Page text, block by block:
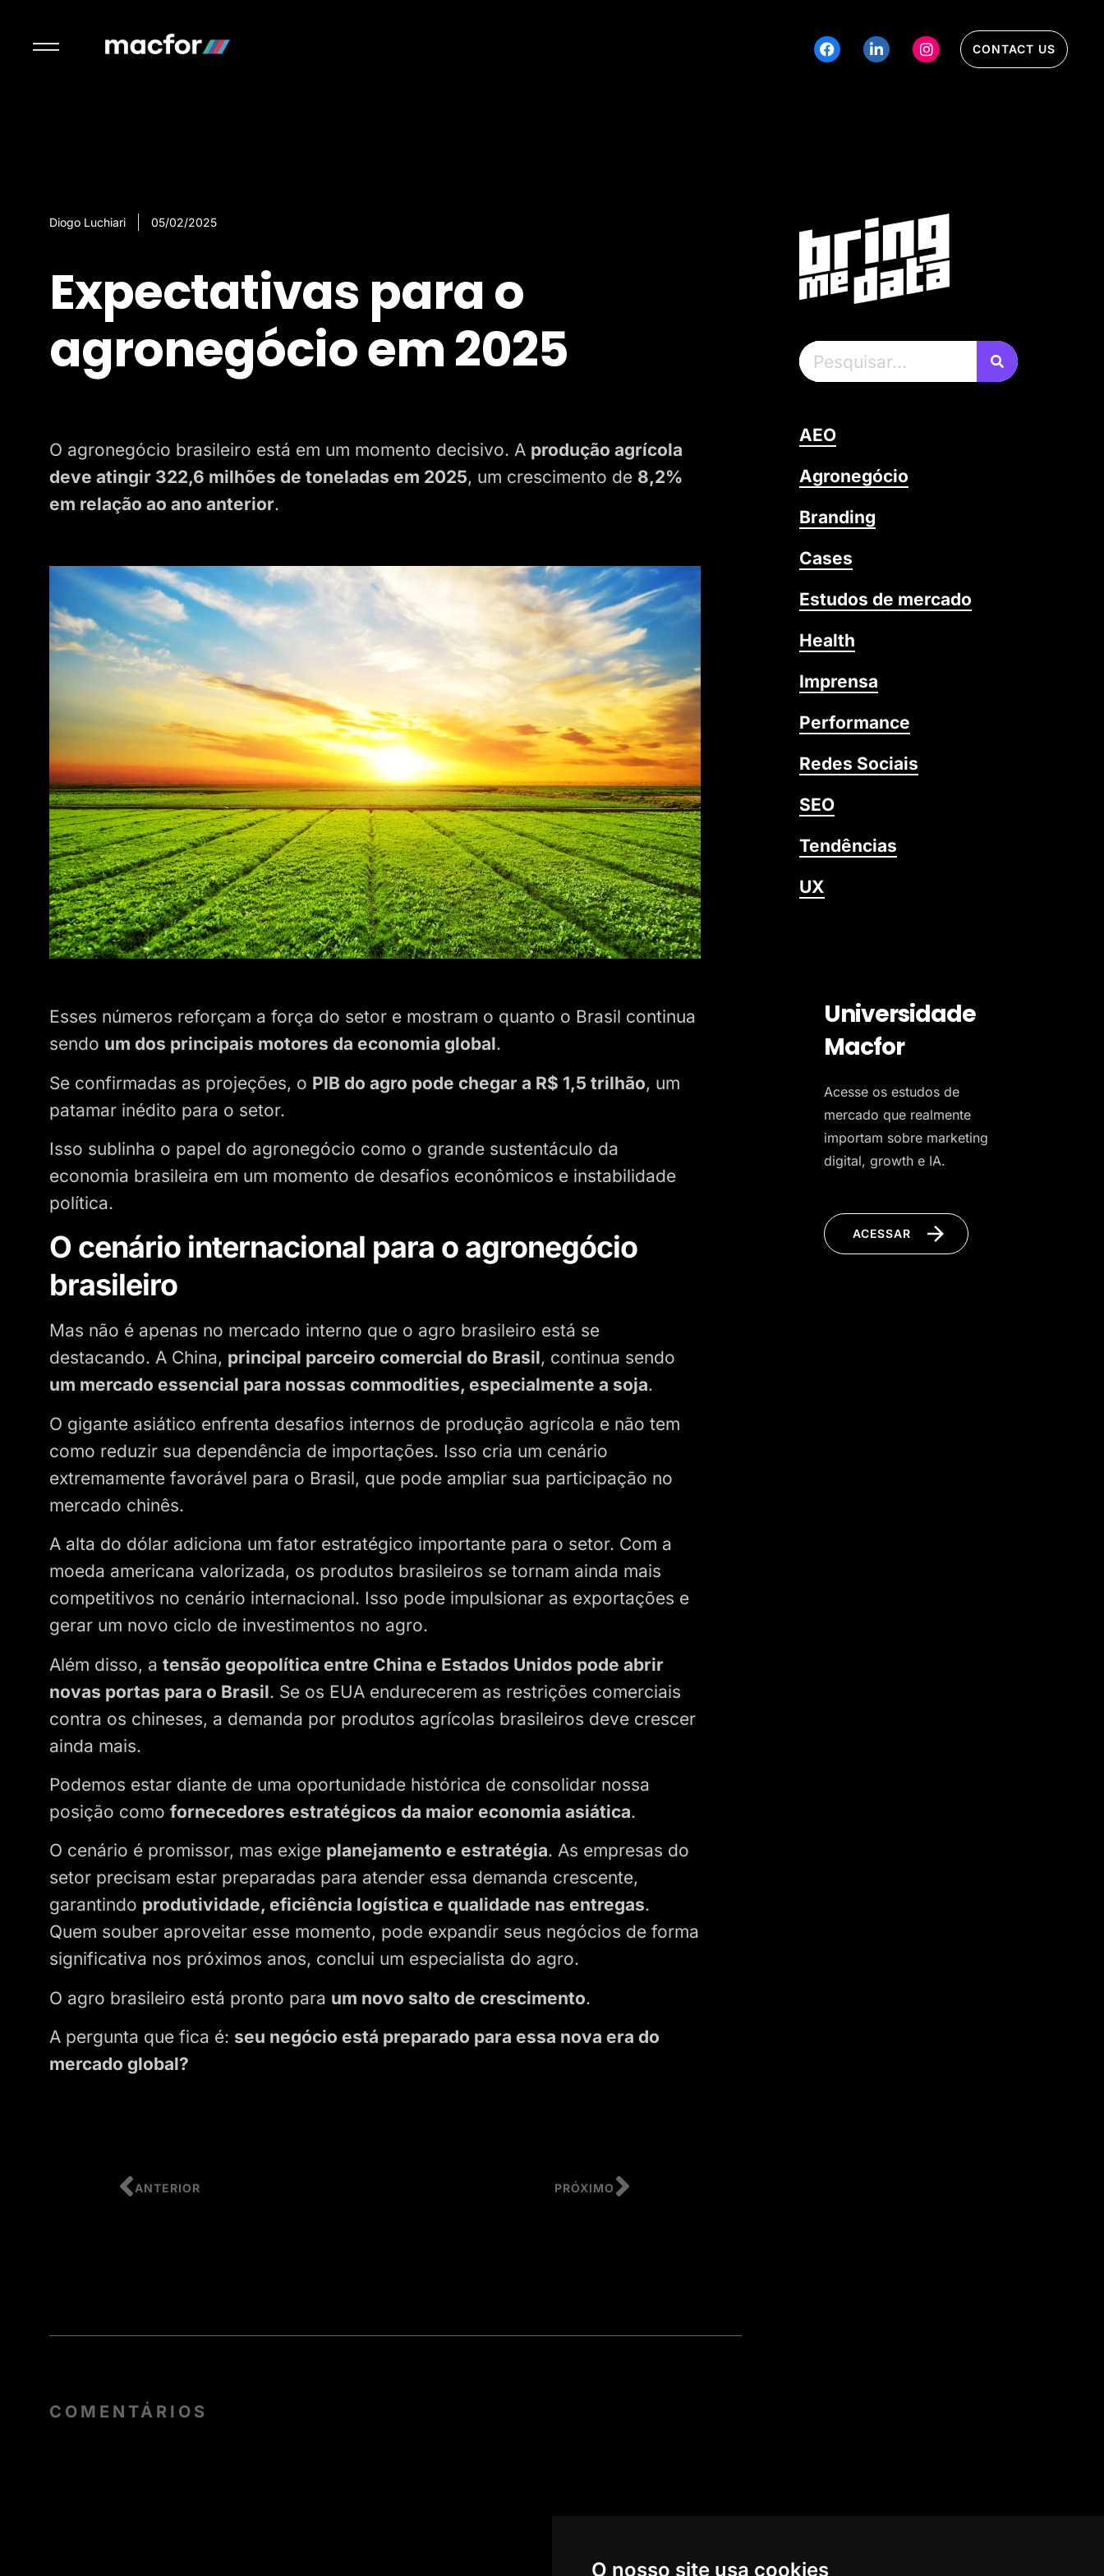
O nosso site usa cookies
CONTACT US
Diogo Luchiari 05/02/2025
Expectativas para o
agronegócio em 2025
O agronegócio brasileiro está em um momento decisivo. A produção agrícola
deve atingir 322,6 milhões de toneladas em 2025, um crescimento de 8,2%
em relação ao ano anterior.
Esses números reforçam a força do setor e mostram o quanto o Brasil continua
sendo um dos principais motores da economia global.
Se confirmadas as projeções, o PIB do agro pode chegar a R$ 1,5 trilhão, um
patamar inédito para o setor.
Isso sublinha o papel do agronegócio como o grande sustentáculo da
economia brasileira em um momento de desafios econômicos e instabilidade
política.
O cenário internacional para o agronegócio
brasileiro
Mas não é apenas no mercado interno que o agro brasileiro está se
destacando. A China, principal parceiro comercial do Brasil, continua sendo
um mercado essencial para nossas commodities, especialmente a soja.
O gigante asiático enfrenta desafios internos de produção agrícola e não tem
como reduzir sua dependência de importações. Isso cria um cenário
extremamente favorável para o Brasil, que pode ampliar sua participação no
mercado chinês.
A alta do dólar adiciona um fator estratégico importante para o setor. Com a
moeda americana valorizada, os produtos brasileiros se tornam ainda mais
competitivos no cenário internacional. Isso pode impulsionar as exportações e
gerar um novo ciclo de investimentos no agro.
Além disso, a tensão geopolítica entre China e Estados Unidos pode abrir
novas portas para o Brasil. Se os EUA endurecerem as restrições comerciais
contra os chineses, a demanda por produtos agrícolas brasileiros deve crescer
ainda mais.
Podemos estar diante de uma oportunidade histórica de consolidar nossa
posição como fornecedores estratégicos da maior economia asiática.
O cenário é promissor, mas exige planejamento e estratégia. As empresas do
setor precisam estar preparadas para atender essa demanda crescente,
garantindo produtividade, eficiência logística e qualidade nas entregas.
Quem souber aproveitar esse momento, pode expandir seus negócios de forma
significativa nos próximos anos, conclui um especialista do agro.
O agro brasileiro está pronto para um novo salto de crescimento.
A pergunta que fica é: seu negócio está preparado para essa nova era do
mercado global?
ANTERIOR PRÓXIMO
COMENTÁRIOS
AEO
Agronegócio
Branding
Cases
Estudos de mercado
Health
Imprensa
Performance
Redes Sociais
SEO
Tendências
UX
Universidade
Macfor
Acesse os estudos de
mercado que realmente
importam sobre marketing
digital, growth e IA.
ACESSAR